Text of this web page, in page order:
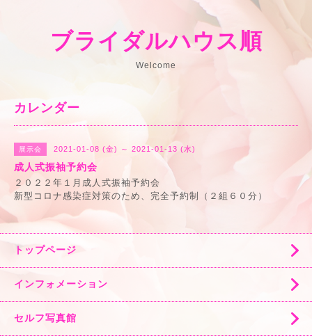
ブライダルハウス順
Welcome
カレンダー
展示会 2021-01-08 (金) ～ 2021-01-13 (水)
成人式振袖予約会
２０２２年１月成人式振袖予約会
新型コロナ感染症対策のため、完全予約制（２組６０分）
トップページ
インフォメーション
セルフ写真館